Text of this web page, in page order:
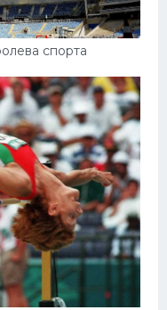
спорта